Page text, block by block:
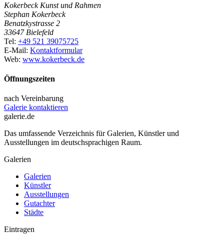
Kokerbeck Kunst und Rahmen
Stephan Kokerbeck
Benatzkystrasse 2
33647 Bielefeld
Tel: +49 521 39075725
E-Mail: Kontaktformular
Web: www.kokerbeck.de
Öffnungszeiten
nach Vereinbarung
Galerie kontaktieren
galerie.de
Das umfassende Verzeichnis für Galerien, Künstler und
Ausstellungen im deutschsprachigen Raum.
Galerien
Galerien
Künstler
Ausstellungen
Gutachter
Städte
Eintragen